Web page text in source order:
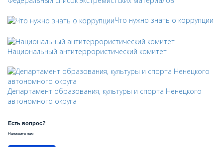
Что нужно знать о коррупции
Национальный антитеррористический комитет
Департамент образования, культуры и спорта Ненецкого
автономного округа
Есть вопрос?
Напишите нам